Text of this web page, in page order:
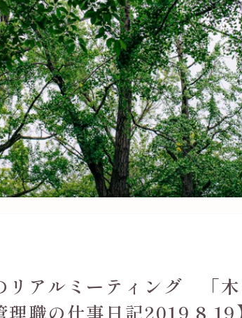
リアルミーティング 「木
職の仕事日記2019.8.19